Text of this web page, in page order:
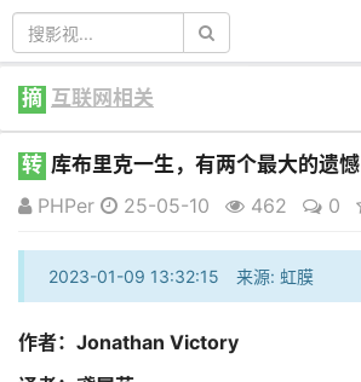
摘 互联网相关
转 库布里克一生，有两个最大的遗憾
PHPer
25-05-10 462 0
2023-01-09 13:32:15 来源: 虹膜
作者：Jonathan Victory